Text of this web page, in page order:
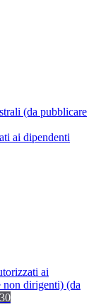
(da pubblicare
ai dipendenti
ai
dirigenti) (da
30